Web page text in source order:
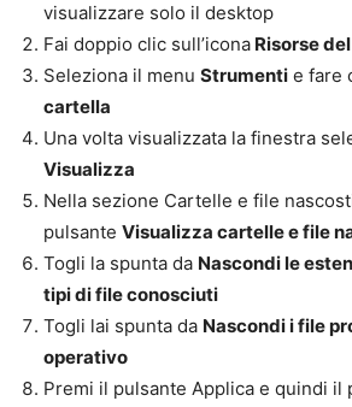
visualizzare solo il desktop
Fai doppio clic sull’icona Risorse
Seleziona il menu Strumenti e fare
cartella
Una volta visualizzata la finestra
Visualizza
Nella sezione Cartelle e file
pulsante Visualizza cartelle e file
Togli la spunta da Nascondi le
tipi di file conosciuti
Togli lai spunta da Nascondi i file
operativo
Premi il pulsante Applica e quindi il